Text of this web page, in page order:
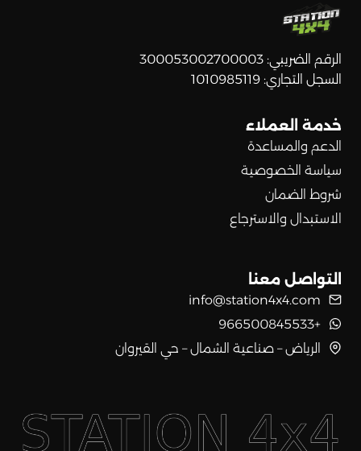
الرقم الضريبي: 300053002700003
السجل التجاري: 1010985119
خدمة العملاء
الدعم والمساعدة
سياسة الخصوصية
شروط الضمان
الاستبدال والاسترجاع
التواصل معنا
info@station4x4.com
+966500845533
الرياض – صناعية الشمال – حي القيروان